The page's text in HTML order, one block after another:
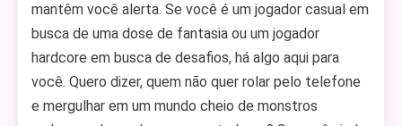
mantêm você alerta. Se você é um jogador casual em
busca de uma dose de fantasia ou um jogador
hardcore em busca de desafios, há algo aqui para
você. Quero dizer, quem não quer rolar pelo telefone
e mergulhar em um mundo cheio de monstros